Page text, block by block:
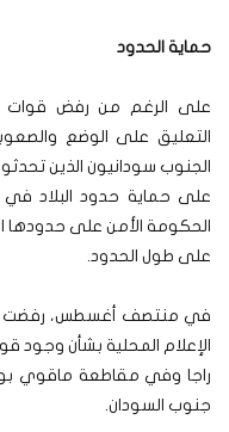
حماية الحدود
على الرغم من رفض قوات
التعليق على الوضع
الجنوب سودانيون الذين
على حماية حدود البلاد
على طول الحدود.
في منتصف أغسطس، رفضت
راجا وفي مقاطعة ماقوي
جنوب السودان.